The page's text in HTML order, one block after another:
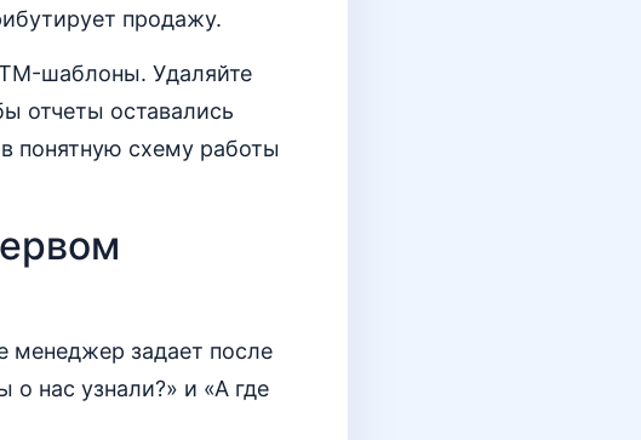
продажу.
шаблоны. Удаляйте
отчеты оставались
понятную схему работы
менеджер задает после
нас узнали?» и «А где